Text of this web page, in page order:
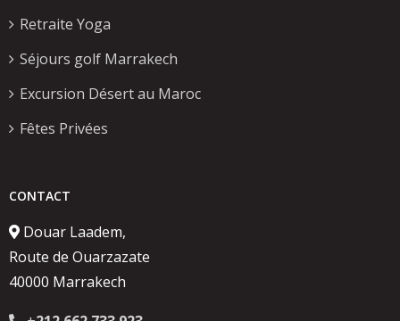
Retraite Yoga
Séjours golf Marrakech
Excursion Désert au Maroc
Fêtes Privées
CONTACT
Douar Laadem,
Route de Ouarzazate
40000 Marrakech